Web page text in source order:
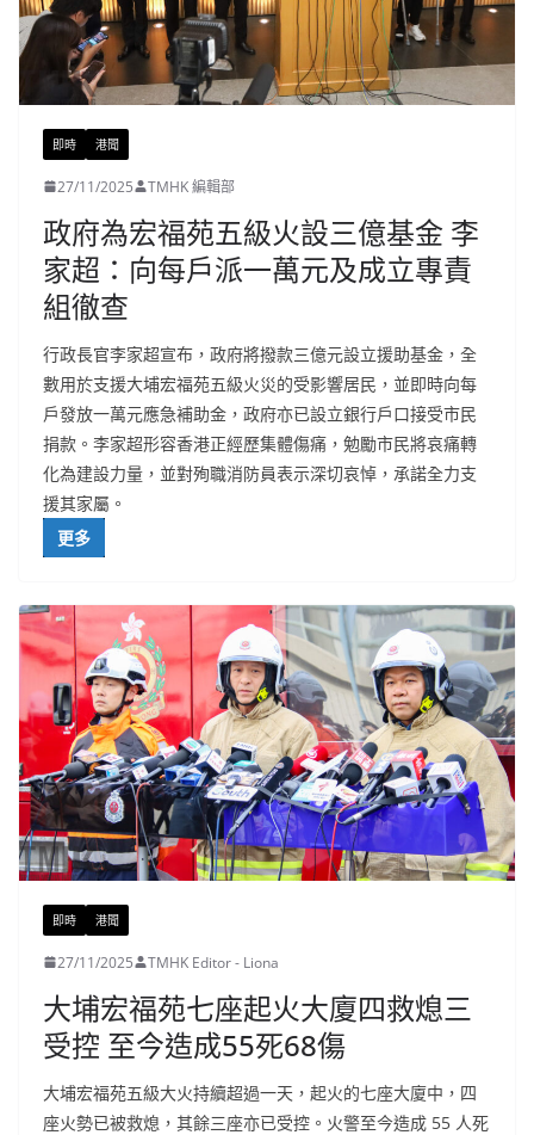
即時 港聞
27/11/2025 TMHK 編輯部
政府為宏福苑五級火設三億基金 李
家超：向每戶派一萬元及成立專責
組徹查
行政長官李家超宣布，政府將撥款三億元設立援助基金，全
數用於支援大埔宏福苑五級火災的受影響居民，並即時向每
戶發放一萬元應急補助金，政府亦已設立銀行戶口接受市民
捐款。李家超形容香港正經歷集體傷痛，勉勵市民將哀痛轉
化為建設力量，並對殉職消防員表示深切哀悼，承諾全力支
援其家屬。
更多
即時 港聞
27/11/2025 TMHK Editor - Liona
大埔宏福苑七座起火大廈四救熄三
受控 至今造成55死68傷
大埔宏福苑五級大火持續超過一天，起火的七座大廈中，四
座火勢已被救熄，其餘三座亦已受控。火警至今造成 55 人死